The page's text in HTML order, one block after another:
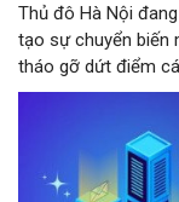
Thủ đô Hà Nội
tạo sự chuyển biến
tháo gỡ dứt điểm
nghệ trong hệ